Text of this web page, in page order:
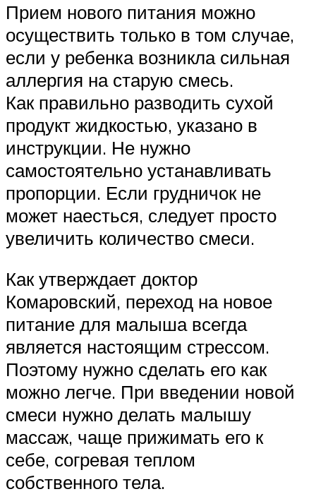
Прием нового питания можно
осуществить только в том случае,
если у ребенка возникла сильная
аллергия на старую смесь.
Как правильно разводить сухой
продукт жидкостью, указано в
инструкции. Не нужно
самостоятельно устанавливать
пропорции. Если грудничок не
может наесться, следует просто
увеличить количество смеси.
Как утверждает доктор
Комаровский, переход на новое
питание для малыша всегда
является настоящим стрессом.
Поэтому нужно сделать его как
можно легче. При введении новой
смеси нужно делать малышу
массаж, чаще прижимать его к
себе, согревая теплом
собственного тела.